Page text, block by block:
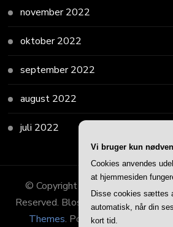
november 2022
oktober 2022
september 2022
august 2022
juli 2022
© Copyright 2026
Reserved. Blossom Consulting |
Themes. Powered by
Vi bruger kun
Cookies anvendes
at hjemmesiden
Disse cookies sættes
automatisk, når din
kort tid.